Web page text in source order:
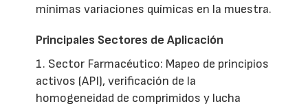
mínimas variaciones químicas en la muestra.
Principales Sectores de Aplicación
1. Sector Farmacéutico: Mapeo de principios
activos (API), verificación de la
homogeneidad de comprimidos y lucha